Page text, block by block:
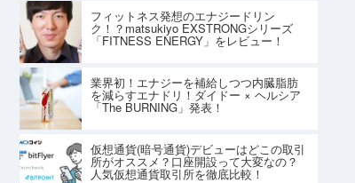
フィットネス発想のエナジードリン
ク！？matsukiyo EXSTRONGシリーズ
「FITNESS ENERGY」をレビュー！
業界初！エナジーを補給しつつ内臓脂肪
を減らすエナドリ！ダイドー × ヘルシア
「The BURNING」発表！
仮想通貨(暗号通貨)デビューはどこの取引
所がオススメ？口座開設って大変なの？
人気仮想通貨取引所を徹底比較！